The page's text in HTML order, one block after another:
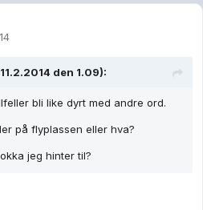
den 1.09):
bli like dyrt med andre ord.
på flyplassen eller hva?
jeg hinter til?